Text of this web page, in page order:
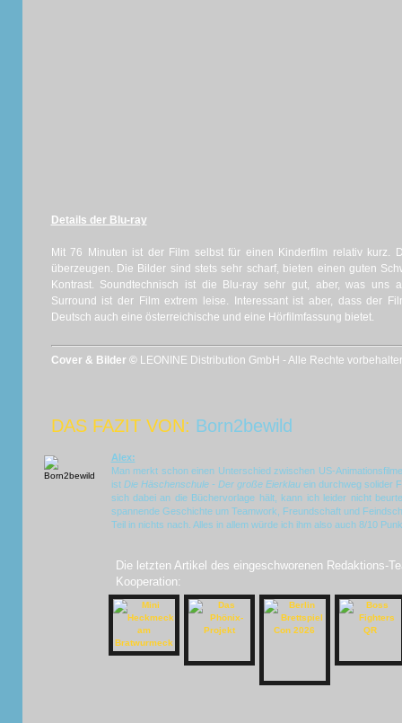
Details der Blu-ray
Mit 76 Minuten ist der Film selbst für einen Kinderfilm relativ kurz.
überzeugen. Die Bilder sind stets sehr scharf, bieten einen guten
Kontrast. Soundtechnisch ist die Blu-ray sehr gut, aber, was uns
Surround ist der Film extrem leise. Interessant ist aber, dass der
Deutsch auch eine österreichische und eine Hörfilmfassung bietet.
Cover & Bilder © LEONINE Distribution GmbH - Alle Rechte
DAS FAZIT VON: Born2bewild
Alex:
Man merkt schon einen Unterschied zwischen US-
ist Die Häschenschule - Der große Eierklauein durchweg solider
sich dabei an die Büchervorlage hält, kann ich leider nicht
spannende Geschichte um Teamwork, Freundschaft und
Teil in nichts nach. Alles in allem würde ich ihm also auch 8/10
Die letzten Artikel des eingeschworenen Redaktions-
Kooperation: